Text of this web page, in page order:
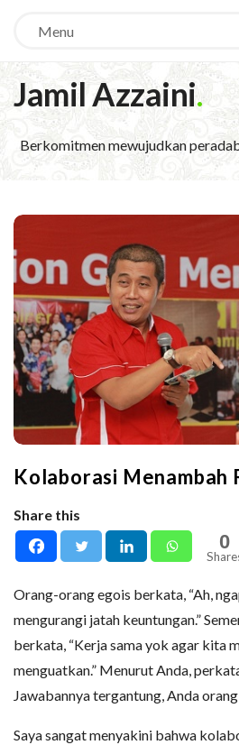
Menu
Jamil Azzaini.
Berkomitmen mewujudkan
Kolaborasi Menambah
Share this
0
Orang-orang egois berkata, “Ah,
mengurangi jatah keuntungan.”
berkata, “Kerja sama yok agar kita
menguatkan.” Menurut Anda,
Jawabannya tergantung, Anda
Saya sangat menyakini bahwa